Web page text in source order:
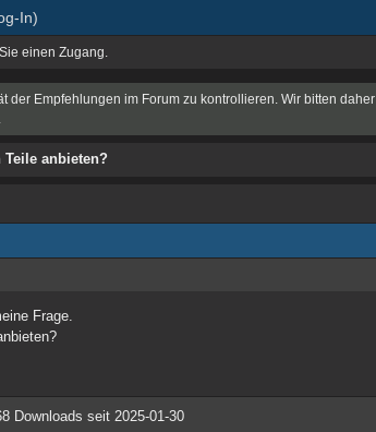
In)
einen Zugang.
der Empfehlungen im Forum zu kontrollieren. Wir bitten
Teile anbieten?
Frage.
Downloads seit 2025-01-30